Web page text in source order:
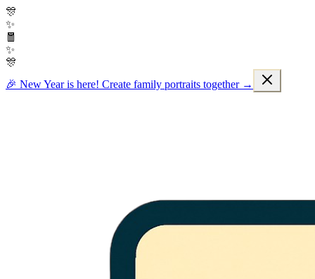
🎊
✨
🧧
✨
🎊
🎉 New Year is here! Create family portraits together →